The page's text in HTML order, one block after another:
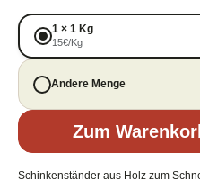
1 × 1 Kg
15€/Kg
Andere Menge
Zum
Schinkenständer aus Holz zum